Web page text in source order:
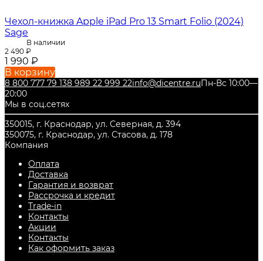
Чехол-книжка Apple iPad Pro 13 Smart Folio (2024)
Sage
В наличии
2 490 ₽
1 990 ₽
В корзину
8 800 777 79 138 989 22 999 22info@dicentre.ruПн-Вс 10:00—
20:00
Мы в соц.сетях
350015, г. Краснодар, ул. Северная, д. 394
350075, г. Краснодар, ул. Стасова, д. 178
Компания
Оплата
Доставка
Гарантия и возврат
Рассрочка и кредит
Trade-in
Контакты
Акции
Контакты
Как оформить заказ